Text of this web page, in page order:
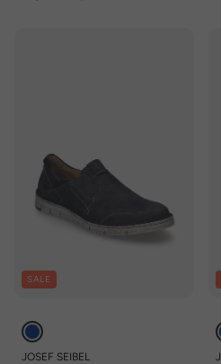
SALE
JOSEF SEIBEL